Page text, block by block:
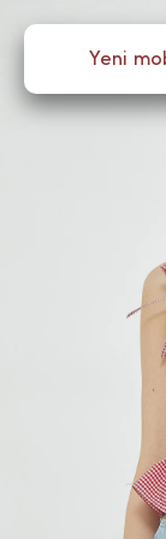
Menü
Yeni